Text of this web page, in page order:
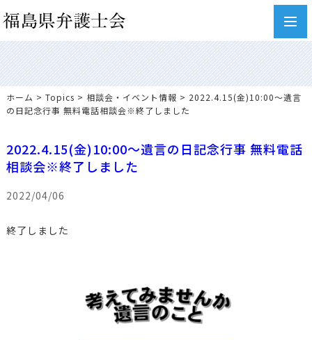
ホーム > Topics > 相談会・イベント情報 > 2022.4.15(金)10:00～遺言
の日記念行事 無料電話相談会※終了しました
2022.4.15(金)10:00～遺言の日記念行事 無料電話
相談会※終了しました
2022/04/06
終了しました